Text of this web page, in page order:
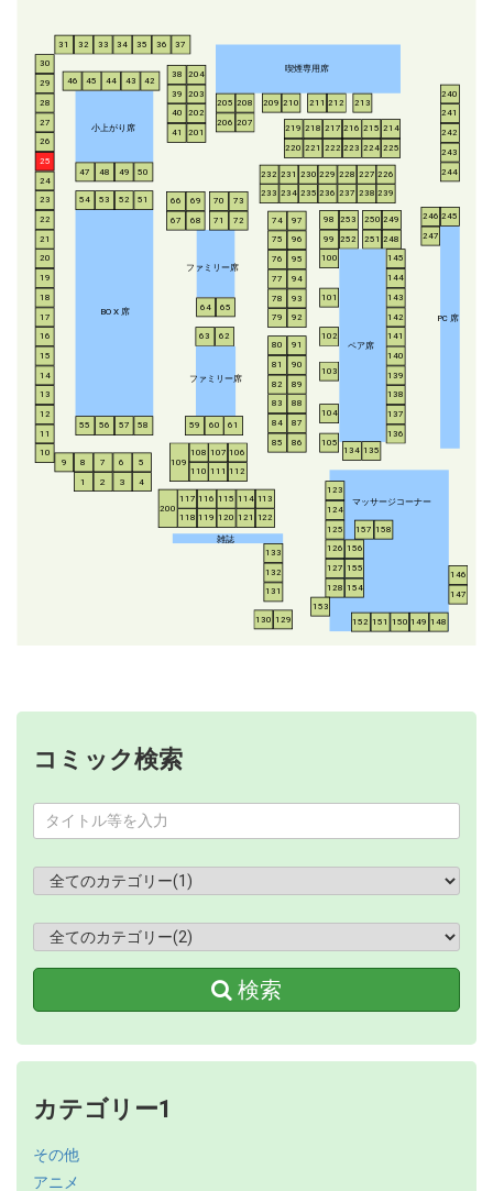
小上がり席
BO X 席
ファミリー席
ファミリー席
喫煙専用席
ペア席
PC 席
マッサージコーナー
雑誌
1 2 3 4
5
6
7
8
9
10
11
12
13
14
15
16
17
18
19
20
21
22
23
24
25
26
27
28
29
30
31 32 33 34 35 36 37
38
39
40
41
42
43
44
45
46
47 48 49 50
51
52
53
54
55 56 57 58 59 60 61
62
63
64 65
66
67
68
69
70
71
72
73
74
75
76
77
78
79
80
81
82
83
84
85 86
87
88
89
90
91
92
93
94
95
96
97
98
99
100
101
102
103
104
105
106
107
108
109
110 111 112
113
114
115
116
117
118 119 120 121 122
123
124
125
126
127
128
129
130
131
132
133
134 135
136
137
138
139
140
141
142
143
144
145
146
147
148
149
150
151
152
153
154
155
156
157 158
200
201
202
203
204
205
206 207
208 209 210 211 212 213
214
215
216
217
218
219
220 221 222 223 224 225
226
227
228
229
230
231
232
233 234 235 236 237 238 239
240
241
242
243
244
245
246
247
248
249
250
251
252
253
コミック検索
検索
カテゴリー1
その他
アニメ